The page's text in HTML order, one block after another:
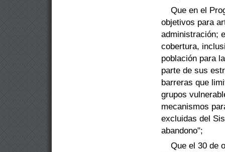
Que en el
objetivos para
administración;
cobertura,
población para
parte de sus
barreras que
grupos
mecanismos
excluidas del
abandono";
Que el 30 de